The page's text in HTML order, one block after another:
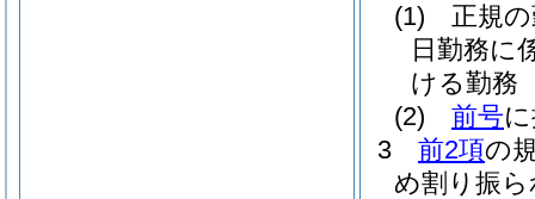
(1)
正規
日勤務に
ける勤務
(2)
前号
3
前2項の
め割り振